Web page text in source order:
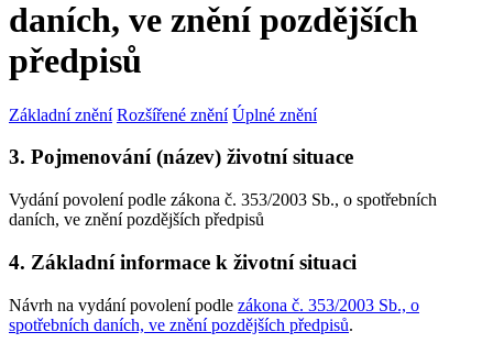
daních, ve znění pozdějších
předpisů
Základní znění Rozšířené znění Úplné znění
3. Pojmenování (název) životní situace
Vydání povolení podle zákona č. 353/2003 Sb., o spotřebních
daních, ve znění pozdějších předpisů
4. Základní informace k životní situaci
Návrh na vydání povolení podle zákona č. 353/2003 Sb., o
spotřebních daních, ve znění pozdějších předpisů.